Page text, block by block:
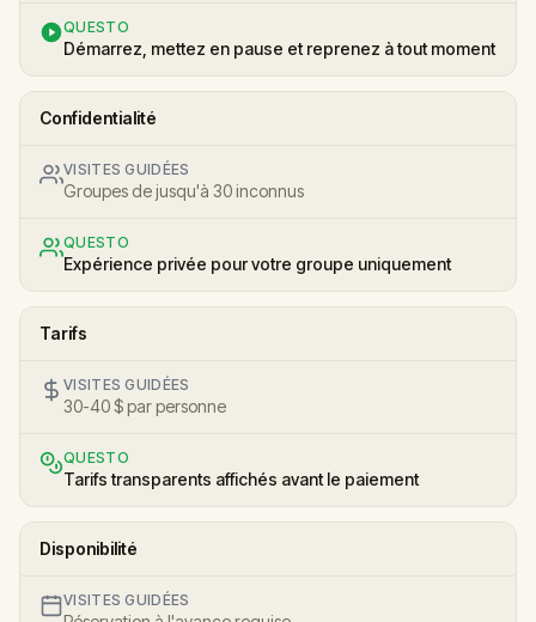
QUESTO
Démarrez, mettez en pause et reprenez à tout moment
Confidentialité
VISITES GUIDÉES
Groupes de jusqu'à 30 inconnus
QUESTO
Expérience privée pour votre groupe uniquement
Tarifs
VISITES GUIDÉES
30-40 $ par personne
QUESTO
Tarifs transparents affichés avant le paiement
Disponibilité
VISITES GUIDÉES